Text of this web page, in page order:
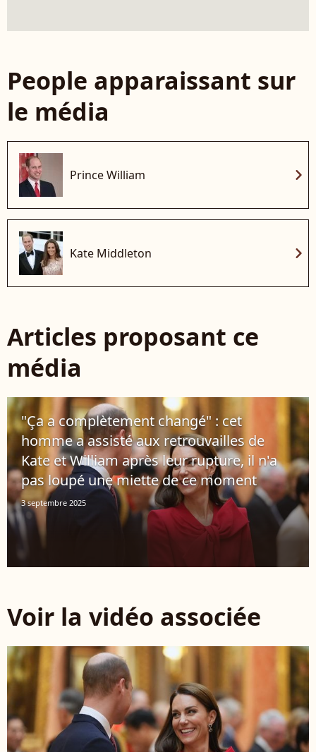
People apparaissant sur
le média
Prince William chevron_right
Kate Middleton chevron_right
Articles proposant ce
média
"Ça a complètement changé" : cet
homme a assisté aux retrouvailles de
Kate et William après leur rupture, il n'a
pas loupé une miette de ce moment
3 septembre 2025
Voir la vidéo associée